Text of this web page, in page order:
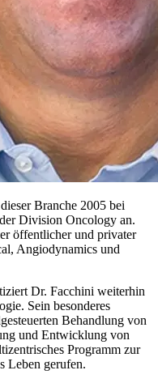
Branche 2005 bei
Division Oncology an.
öffentlicher und privater
Angiodynamics und
Dr. Facchini weiterhin
Sein besonderes
Behandlung von
und Entwicklung von
Programm zur
Leben gerufen.